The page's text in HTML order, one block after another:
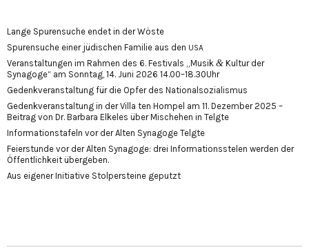
Lange Spurensuche endet in der Wöste
Spurensuche einer jüdischen Familie aus den USA
Veranstaltungen im Rahmen des 6. Festivals „Musik & Kultur der
Synagoge“ am Sonntag, 14. Juni 2026 14.00–18.30Uhr
Gedenkveranstaltung für die Opfer des Nationalsozialismus
Gedenkveranstaltung in der Villa ten Hompel am 11. Dezember 2025 –
Beitrag von Dr. Barbara Elkeles über Mischehen in Telgte
Informationstafeln vor der Alten Synagoge Telgte
Feierstunde vor der Alten Synagoge: drei Informationsstelen werden der
Öffentlichkeit übergeben.
Aus eigener Initiative Stolpersteine geputzt